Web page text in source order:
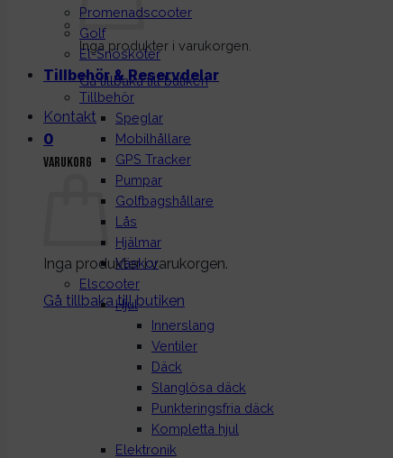
Inga produkter i varukorgen.
Gå tillbaka till butiken
Kontakt
0
Varukorg
Inga produkter i varukorgen.
Gå tillbaka till butiken
Promenadscooter
Golf
El-Snöskoter
Tillbehör & Reservdelar
Tillbehör
Speglar
Mobilhållare
GPS Tracker
Pumpar
Golfbagshållare
Lås
Hjälmar
Väskor
Elscooter
Hjul
Innerslang
Ventiler
Däck
Slanglösa däck
Punkteringsfria däck
Kompletta hjul
Elektronik